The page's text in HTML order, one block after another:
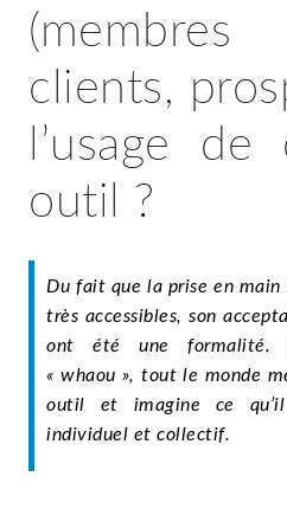
clients,
l’usage
outil ?
Du fait que la prise en main
très accessibles, son
ont été une formalité.
« whaou », tout le monde
outil et imagine ce
individuel et collectif.